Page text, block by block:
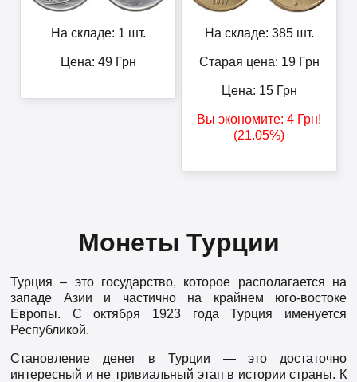
На складе: 1 шт.
Цена: 49Грн
На складе: 385 шт.
Старая цена: 19Грн
Цена: 15Грн
Вы экономите: 4 Грн!
(21.05%)
Монеты Турции
Турция – это государство, которое располагается на
западе Азии и частично на крайнем юго-востоке
Европы. С октября 1923 года Турция именуется
Республикой.
Становление денег в Турции — это достаточно
интересный и не тривиальный этап в истории страны. К